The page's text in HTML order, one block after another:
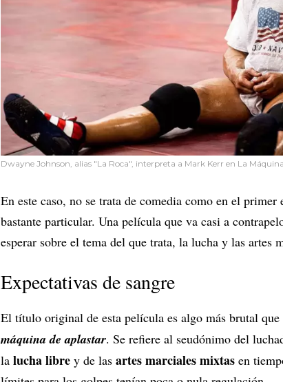
Dwayne Johnson, alias "La Roca", interpreta a Mark Kerr en La
En este caso, no se trata de comedia como en el
bastante particular. Una película que va casi a
esperar sobre el tema del que trata, la lucha y las artes
Expectativas de sangre
El título original de esta película es algo más brutal que
máquina de aplastar. Se refiere al seudónimo del
la lucha libre y de las artes marciales mixtas en